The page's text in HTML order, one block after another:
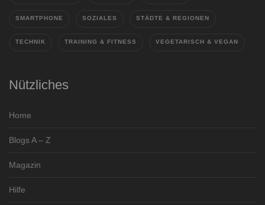
SMARTPHONE SOZIALES STÄDTE & REGIONEN
TECHNIK TRAINING & FITNESS VEGETARISCH & VEGAN
Nützliches
Home
Blogs A – Z
Magazin
Hilfe